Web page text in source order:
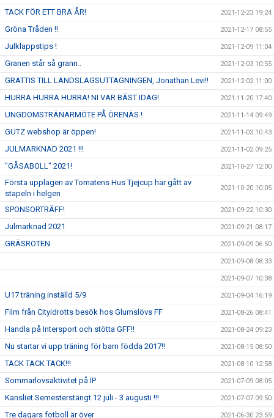
TACK FÖR ETT BRA ÅR! 2021-12-23 19:24
Gröna Tråden !! 2021-12-17 08:55
Julklappstips ! 2021-12-09 11:04
Granen står så grann.. 2021-12-03 10:55
GRATTIS TILL LANDSLAGSUTTAGNINGEN, Jonathan Levi!! 2021-12-02 11:00
HURRA HURRA HURRA! NI VAR BÄST IDAG! 2021-11-20 17:40
UNGDOMSTRÄNARMÖTE PÅ ÖRENÄS ! 2021-11-14 09:49
GUTZ webshop är öppen! 2021-11-03 10:43
JULMARKNAD 2021 !!! 2021-11-02 09:25
"GÅSABOLL" 2021! 2021-10-27 12:00
Första upplagen av Tomatens Hus Tjejcup har gått av
stapeln i helgen
2021-10-20 10:05
SPONSORTRÄFF! 2021-09-22 10:30
Julmarknad 2021 2021-09-21 08:17
GRÄSROTEN 2021-09-09 06:50
2021-09-08 08:33
2021-09-07 10:38
U17 träning inställd 5/9 2021-09-04 16:19
Film från Cityidrotts besök hos Glumslövs FF 2021-08-26 08:41
Handla på Intersport och stötta GFF!! 2021-08-24 09:23
Nu startar vi upp träning för barn födda 2017!! 2021-08-15 08:50
TACK TACK TACK!!! 2021-08-10 12:58
Sommarlovsaktivitet på IP 2021-07-09 08:05
Kansliet Semesterstängt 12 juli - 3 augusti !!! 2021-07-07 09:50
Tre dagars fotboll är över 2021-06-30 23:59